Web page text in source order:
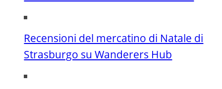
Recensioni del mercatino di Natale di
Strasburgo su Wanderers Hub